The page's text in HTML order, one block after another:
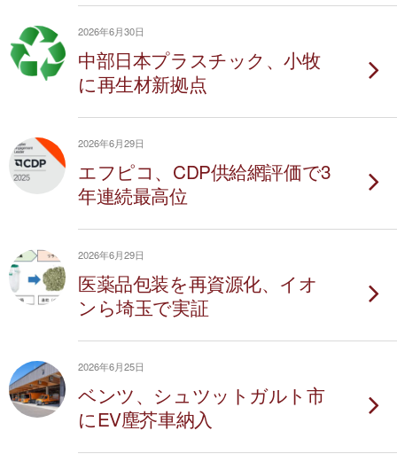
2026年6月30日
中部日本プラスチック、小牧
に再生材新拠点
2026年6月29日
エフピコ、CDP供給網評価で3
年連続最高位
2026年6月29日
医薬品包装を再資源化、イオ
ンら埼玉で実証
2026年6月25日
ベンツ、シュツットガルト市
にEV塵芥車納入